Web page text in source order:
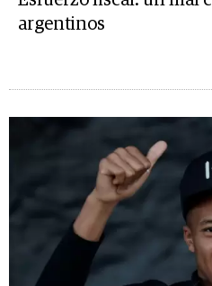
argentinos